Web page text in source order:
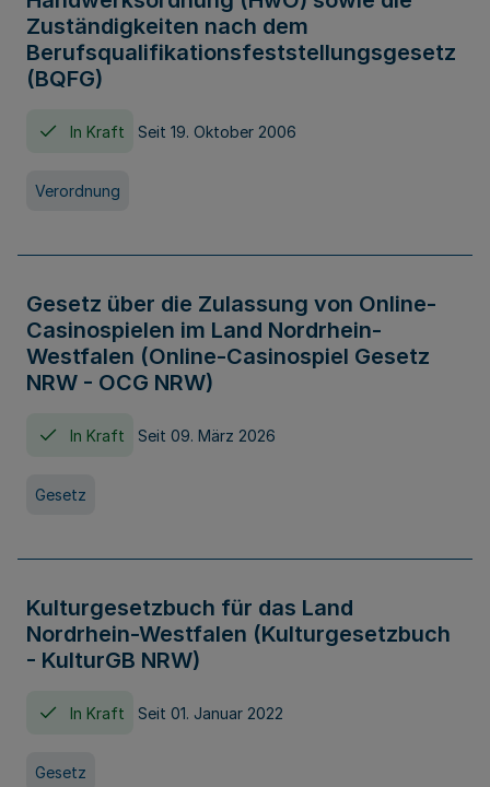
Zuständigkeiten nach dem
Berufsqualifikationsfeststellungsgesetz
(BQFG)
In Kraft Seit 19. Oktober 2006
Verordnung
Gesetz über die Zulassung von Online-
Casinospielen im Land Nordrhein-
Westfalen (Online-Casinospiel Gesetz
NRW - OCG NRW)
In Kraft Seit 09. März 2026
Gesetz
Kulturgesetzbuch für das Land
Nordrhein-Westfalen (Kulturgesetzbuch
- KulturGB NRW)
In Kraft Seit 01. Januar 2022
Gesetz